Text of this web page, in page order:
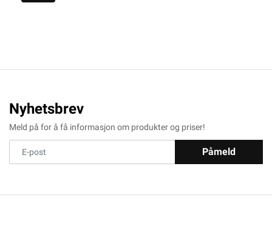
Nyhetsbrev
Meld på for å få informasjon om produkter og priser!
Påmeld